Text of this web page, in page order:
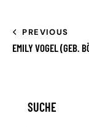
PREVIOUS
EMILY VOGEL (GEB.
SUCHE